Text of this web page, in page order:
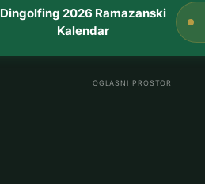
Dingolfing 2026 Ramazanski
Kalendar
OGLASNI PROSTOR